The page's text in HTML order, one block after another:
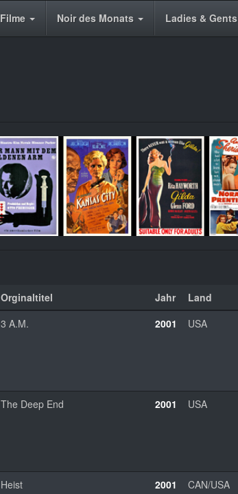
Filme Noir des Monats Ladies & Gents
Orginaltitel Jahr Land
3 A.M. 2001 USA
The Deep End 2001 USA
Heist 2001 CAN/USA